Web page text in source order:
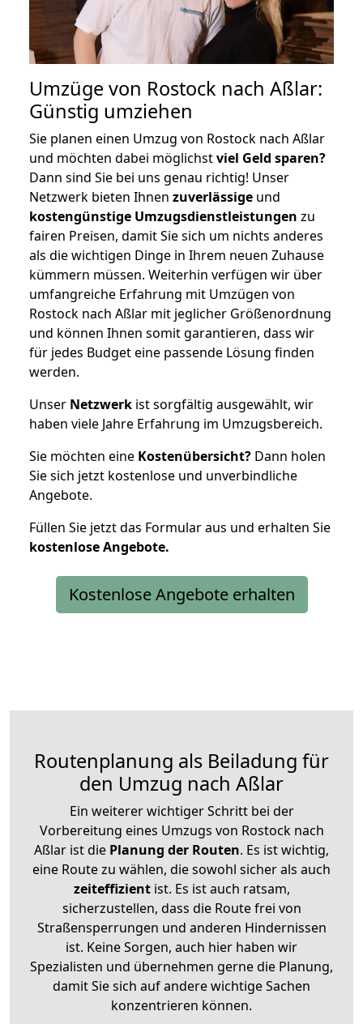
Umzüge von Rostock nach Aßlar:
Günstig umziehen
Sie planen einen Umzug von Rostock nach Aßlar
und möchten dabei möglichstviel Geld sparen?
Dann sind Sie bei uns genau richtig! Unser
Netzwerk bieten Ihnen zuverlässige und
kostengünstige Umzugsdienstleistungen zu
fairen Preisen, damit Sie sich um nichts anderes
als die wichtigen Dinge in Ihrem neuen Zuhause
kümmern müssen. Weiterhin verfügen wir über
umfangreiche Erfahrung mit Umzügen von
Rostock nach Aßlar mit jeglicher Größenordnung
und können Ihnen somit garantieren, dass wir
für jedes Budget eine passende Lösung finden
werden.
Unser Netzwerk ist sorgfältig ausgewählt, wir
haben viele Jahre Erfahrung im Umzugsbereich.
Sie möchten eine Kostenübersicht? Dann holen
Sie sich jetzt kostenlose und unverbindliche
Angebote.
Füllen Sie jetzt das Formular aus und erhalten Sie
kostenloseAngebote.
Kostenlose Angebote erhalten
Routenplanung als Beiladung für
den Umzug nach Aßlar
Ein weiterer wichtiger Schritt bei der
Vorbereitung eines Umzugs von Rostock nach
Aßlar ist die Planung der Routen. Es ist wichtig,
eine Route zu wählen, die sowohl sicher als auch
zeiteffizientist. Es ist auch ratsam,
sicherzustellen, dass die Route frei von
Straßensperrungen und anderen Hindernissen
ist. Keine Sorgen, auch hier haben wir
Spezialisten und übernehmen gerne die Planung,
damit Sie sich auf andere wichtige Sachen
konzentrieren können.